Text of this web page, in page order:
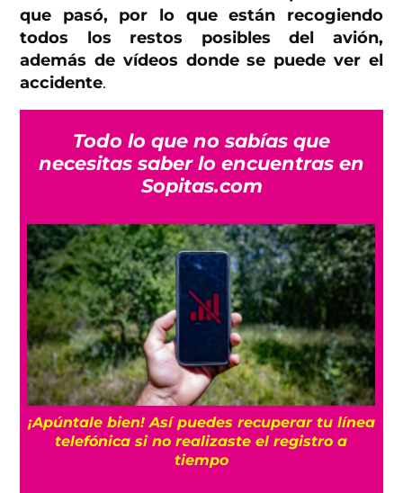
que pasó, por lo que están recogiendo
todos los restos posibles del avión,
además de vídeos donde se puede ver el
accidente.
Todo lo que no sabías que
necesitas saber lo encuentras en
Sopitas.com
¡Apúntale bien! Así puedes recuperar tu línea
telefónica si no realizaste el registro a
tiempo